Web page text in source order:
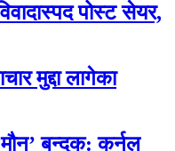
पोस्ट सेयर,
मुद्दा लागेका
बन्दुक: कर्नल